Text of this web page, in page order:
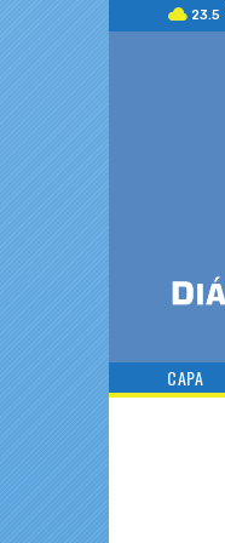
23.5
CAPA